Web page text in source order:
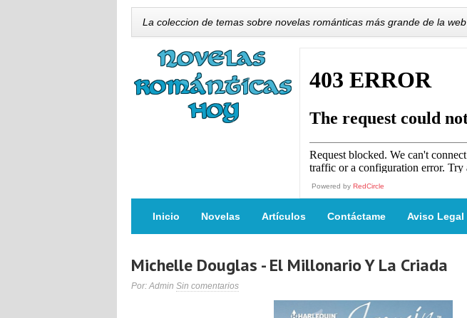
La coleccion de temas sobre novelas románticas más grande de la web
Powered by RedCircle
Inicio Novelas Artículos Contáctame Aviso Legal
Michelle Douglas - El Millonario Y La Criada
Por: Admin Sin comentarios